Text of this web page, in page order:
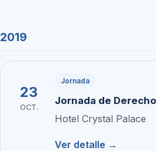
2019
23
OCT.
Jornada
Jornada de
Hotel Crystal Palace
Ver detalle →